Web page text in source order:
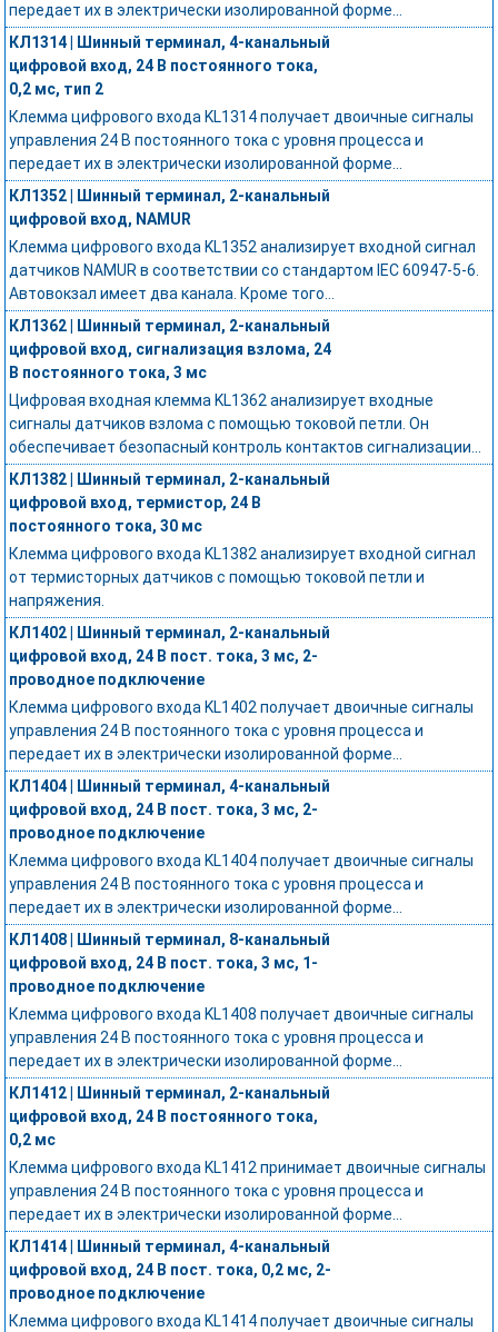
передает их в электрически изолированной форме...
КЛ1314 | Шинный терминал, 4-канальный
цифровой вход, 24 В постоянного тока,
0,2 мс, тип 2
Клемма цифрового входа KL1314 получает двоичные сигналы
управления 24 В постоянного тока с уровня процесса и
передает их в электрически изолированной форме...
КЛ1352 | Шинный терминал, 2-канальный
цифровой вход, NAMUR
Клемма цифрового входа KL1352 анализирует входной сигнал
датчиков NAMUR в соответствии со стандартом IEC 60947-5-6.
Автовокзал имеет два канала. Кроме того...
КЛ1362 | Шинный терминал, 2-канальный
цифровой вход, сигнализация взлома, 24
В постоянного тока, 3 мс
Цифровая входная клемма KL1362 анализирует входные
сигналы датчиков взлома с помощью токовой петли. Он
обеспечивает безопасный контроль контактов сигнализации...
КЛ1382 | Шинный терминал, 2-канальный
цифровой вход, термистор, 24 В
постоянного тока, 30 мс
Клемма цифрового входа KL1382 анализирует входной сигнал
от термисторных датчиков с помощью токовой петли и
напряжения.
КЛ1402 | Шинный терминал, 2-канальный
цифровой вход, 24 В пост. тока, 3 мс, 2-
проводное подключение
Клемма цифрового входа KL1402 получает двоичные сигналы
управления 24 В постоянного тока с уровня процесса и
передает их в электрически изолированной форме...
КЛ1404 | Шинный терминал, 4-канальный
цифровой вход, 24 В пост. тока, 3 мс, 2-
проводное подключение
Клемма цифрового входа KL1404 получает двоичные сигналы
управления 24 В постоянного тока с уровня процесса и
передает их в электрически изолированной форме...
КЛ1408 | Шинный терминал, 8-канальный
цифровой вход, 24 В пост. тока, 3 мс, 1-
проводное подключение
Клемма цифрового входа KL1408 получает двоичные сигналы
управления 24 В постоянного тока с уровня процесса и
передает их в электрически изолированной форме...
КЛ1412 | Шинный терминал, 2-канальный
цифровой вход, 24 В постоянного тока,
0,2 мс
Клемма цифрового входа KL1412 принимает двоичные сигналы
управления 24 В постоянного тока с уровня процесса и
передает их в электрически изолированной форме...
КЛ1414 | Шинный терминал, 4-канальный
цифровой вход, 24 В пост. тока, 0,2 мс, 2-
проводное подключение
Клемма цифрового входа KL1414 получает двоичные сигналы